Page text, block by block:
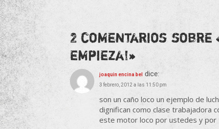
2 comentarios sobre
empieza!»
joaquin encina bel dice:
3 febrero, 2012 a las 11:50 pm
son un caño loco un ejemplo de
dignifican como clase trabajadora
este motor loco por ustedes y por